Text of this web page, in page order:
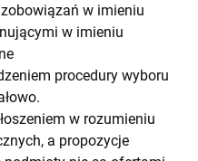
w imieniu
w imieniu
procedury wyboru
w rozumieniu
a propozycje